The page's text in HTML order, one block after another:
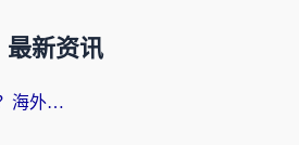
最新资讯
雷神手游和sixfast哪个好？海外党亲测3款回国加速器，教你选对不踩坑